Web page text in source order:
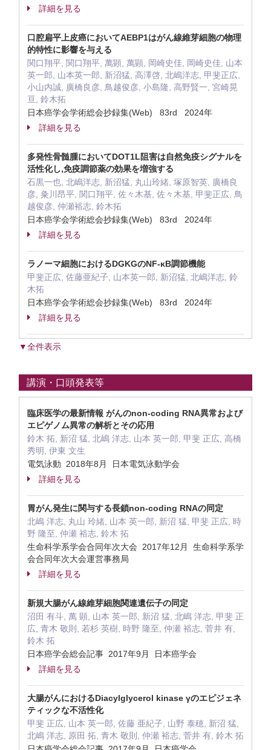
詳細を見る
口腔扁平上皮癌においてAEBP1はがん線維芽細胞の物理
的特性に影響を与える
関口翔平, 関口翔平, 萬顕, 萬顕, 岡崎史佳, 岡崎史佳, 山本
英一郎, 山本英一郎, 新沼猛, 高澤啓, 北嶋洋志, 甲斐正広,
小山内誠, 廣橋良彦, 鳥越俊彦, 小島隆, 高野賢一, 宮崎晃
亘, 鈴木拓
日本癌学会学術総会抄録集(Web) 83rd 2024年
詳細を見る
多発性骨髄腫においてDOT1L阻害は自然免疫シグナルを
活性化し,免疫調節薬の効果を増強する
石黒一也, 北嶋洋志, 新沼猛, 丸山玲緒, 塚原智英, 廣橋良
彦, 粂川昂平, 関口翔平, 佐々木基, 佐々木基, 甲斐正広, 鳥
越俊彦, 仲瀬裕志, 鈴木拓
日本癌学会学術総会抄録集(Web) 83rd 2024年
詳細を見る
ラノーマ細胞におけるDGKGのNF-κB調節機能
甲斐正広, 佐藤亜紀子, 山本英一郎, 新沼猛, 北嶋洋志, 鈴
木拓
日本癌学会学術総会抄録集(Web) 83rd 2024年
詳細を見る
▼全件表示
講演・口頭発表等
臨床医学の最新情報 がんのnon-coding RNA異常および
エピゲノム異常の解析とその応用
鈴木 拓, 新沼 猛, 北嶋 洋志, 山本 英一郎, 甲斐 正広, 高橋
秀明, 伊東 文生
電気泳動 2018年8月 日本電気泳動学会
詳細を見る
胃がん発生に関与する長鎖non-coding RNAの同定
北嶋 洋志, 丸山 玲緒, 山本 英一郎, 新沼 猛, 甲斐 正広, 時
野 隆至, 仲瀬 裕志, 鈴木 拓
生命科学系学会合同年次大会 2017年12月 生命科学系学
会合同年次大会運営事務局
詳細を見る
新規大腸がん線維芽細胞関連遺伝子の同定
沼田 有斗, 萬 顕, 山本 英一郎, 新沼 猛, 北嶋 洋志, 甲斐 正
広, 青木 敬則, 若杉 英樹, 時野 隆至, 仲瀬 裕志, 菅井 有,
鈴木 拓
日本癌学会総会記事 2017年9月 日本癌学会
詳細を見る
大腸がんにおけるDiacylglycerol kinase γのエピジェネ
ティックな不活性化
甲斐 正広, 山本 英一郎, 佐藤 亜紀子, 山野 泰穂, 新沼 猛,
北嶋 洋志, 原田 拓, 青木 敬則, 仲瀬 裕志, 菅井 有, 鈴木 拓